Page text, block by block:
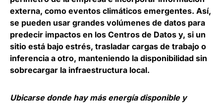
externa, como eventos climáticos emergentes. Así,
se pueden usar grandes volúmenes de datos para
predecir impactos en los Centros de Datos y, si un
sitio está bajo estrés, trasladar cargas de trabajo o
inferencia a otro, manteniendo la disponibilidad sin
sobrecargar la infraestructura local.
Ubicarse donde hay más energía disponible y